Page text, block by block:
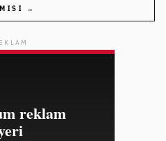
etdiyi 3 səhv və həlli yolları
→